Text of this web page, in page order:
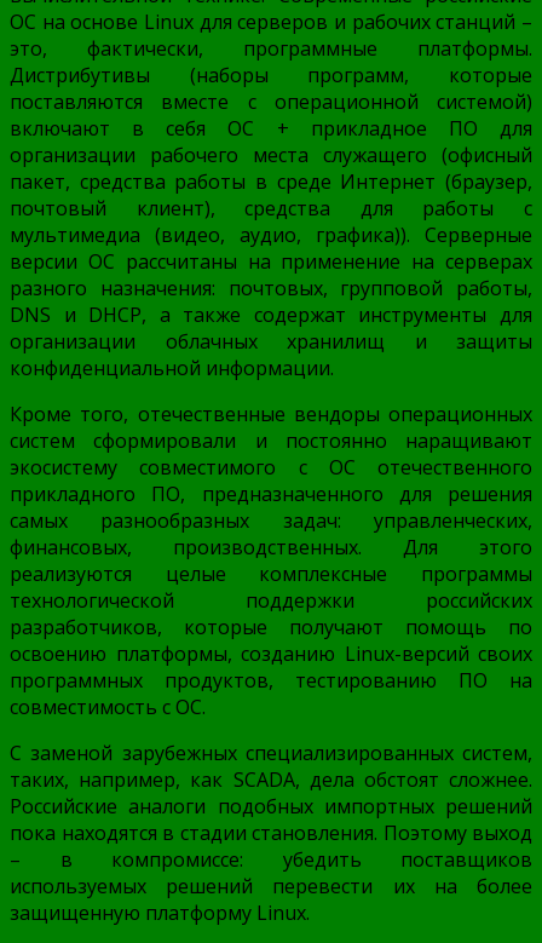
ОС на основе Linux для серверов и рабочих станций –
это, фактически, программные платформы.
Дистрибутивы (наборы программ, которые
поставляются вместе с операционной системой)
включают в себя ОС + прикладное ПО для
организации рабочего места служащего (офисный
пакет, средства работы в среде Интернет (браузер,
почтовый клиент), средства для работы с
мультимедиа (видео, аудио, графика)). Серверные
версии ОС рассчитаны на применение на серверах
разного назначения: почтовых, групповой работы,
DNS и DHCP, а также содержат инструменты для
организации облачных хранилищ и защиты
конфиденциальной информации.
Кроме того, отечественные вендоры операционных
систем сформировали и постоянно наращивают
экосистему совместимого с ОС отечественного
прикладного ПО, предназначенного для решения
самых разнообразных задач: управленческих,
финансовых, производственных. Для этого
реализуются целые комплексные программы
технологической поддержки российских
разработчиков, которые получают помощь по
освоению платформы, созданию Linux-версий своих
программных продуктов, тестированию ПО на
совместимость с ОС.
С заменой зарубежных специализированных систем,
таких, например, как SCADA, дела обстоят сложнее.
Российские аналоги подобных импортных решений
пока находятся в стадии становления. Поэтому выход
– в компромиссе: убедить поставщиков
используемых решений перевести их на более
защищенную платформу Linux.